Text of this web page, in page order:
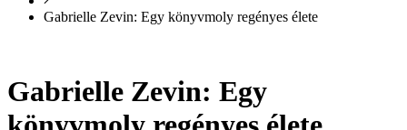
Gabrielle Zevin: Egy könyvmoly regényes élete
Gabrielle Zevin: Egy